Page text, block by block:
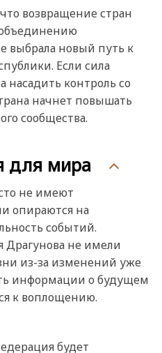
возвращение стран
выбрала новый путь к
Если сила
насадить контроль со
начнет повышать
сообщества.
для мира
не имеют
опираются на
событий.
Драгунова не имели
из-за изменений уже
информации о будущем
к воплощению.
будет